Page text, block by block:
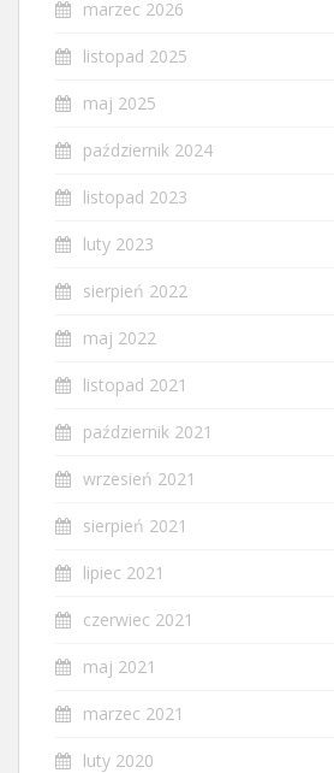
marzec 2026
listopad 2025
maj 2025
październik 2024
listopad 2023
luty 2023
sierpień 2022
maj 2022
listopad 2021
październik 2021
wrzesień 2021
sierpień 2021
lipiec 2021
czerwiec 2021
maj 2021
marzec 2021
luty 2020